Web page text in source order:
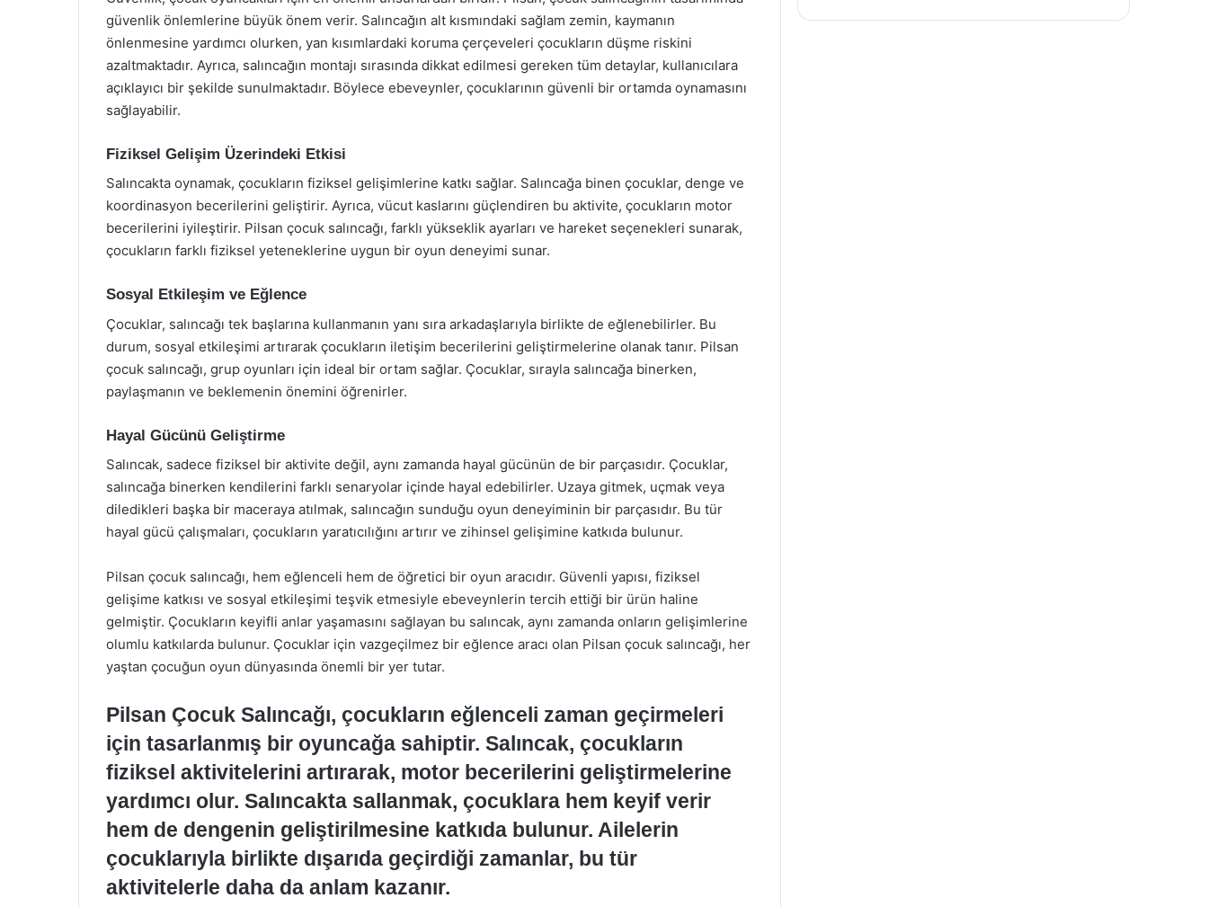
güvenlik önlemlerine büyük önem verir. Salıncağın alt kısmındaki sağlam zemin, kaymanın
önlenmesine yardımcı olurken, yan kısımlardaki koruma çerçeveleri çocukların düşme riskini
azaltmaktadır. Ayrıca, salıncağın montajı sırasında dikkat edilmesi gereken tüm detaylar, kullanıcılara
açıklayıcı bir şekilde sunulmaktadır. Böylece ebeveynler, çocuklarının güvenli bir ortamda oynamasını
sağlayabilir.
Fiziksel Gelişim Üzerindeki Etkisi
Salıncakta oynamak, çocukların fiziksel gelişimlerine katkı sağlar. Salıncağa binen çocuklar, denge ve
koordinasyon becerilerini geliştirir. Ayrıca, vücut kaslarını güçlendiren bu aktivite, çocukların motor
becerilerini iyileştirir. Pilsan çocuk salıncağı, farklı yükseklik ayarları ve hareket seçenekleri sunarak,
çocukların farklı fiziksel yeteneklerine uygun bir oyun deneyimi sunar.
Sosyal Etkileşim ve Eğlence
Çocuklar, salıncağı tek başlarına kullanmanın yanı sıra arkadaşlarıyla birlikte de eğlenebilirler. Bu
durum, sosyal etkileşimi artırarak çocukların iletişim becerilerini geliştirmelerine olanak tanır. Pilsan
çocuk salıncağı, grup oyunları için ideal bir ortam sağlar. Çocuklar, sırayla salıncağa binerken,
paylaşmanın ve beklemenin önemini öğrenirler.
Hayal Gücünü Geliştirme
Salıncak, sadece fiziksel bir aktivite değil, aynı zamanda hayal gücünün de bir parçasıdır. Çocuklar,
salıncağa binerken kendilerini farklı senaryolar içinde hayal edebilirler. Uzaya gitmek, uçmak veya
diledikleri başka bir maceraya atılmak, salıncağın sunduğu oyun deneyiminin bir parçasıdır. Bu tür
hayal gücü çalışmaları, çocukların yaratıcılığını artırır ve zihinsel gelişimine katkıda bulunur.
Pilsan çocuk salıncağı, hem eğlenceli hem de öğretici bir oyun aracıdır. Güvenli yapısı, fiziksel
gelişime katkısı ve sosyal etkileşimi teşvik etmesiyle ebeveynlerin tercih ettiği bir ürün haline
gelmiştir. Çocukların keyifli anlar yaşamasını sağlayan bu salıncak, aynı zamanda onların gelişimlerine
olumlu katkılarda bulunur. Çocuklar için vazgeçilmez bir eğlence aracı olan Pilsan çocuk salıncağı, her
yaştan çocuğun oyun dünyasında önemli bir yer tutar.
Pilsan Çocuk Salıncağı, çocukların eğlenceli zaman geçirmeleri
için tasarlanmış bir oyuncağa sahiptir. Salıncak, çocukların
fiziksel aktivitelerini artırarak, motor becerilerini geliştirmelerine
yardımcı olur. Salıncakta sallanmak, çocuklara hem keyif verir
hem de dengenin geliştirilmesine katkıda bulunur. Ailelerin
çocuklarıyla birlikte dışarıda geçirdiği zamanlar, bu tür
aktivitelerle daha da anlam kazanır.